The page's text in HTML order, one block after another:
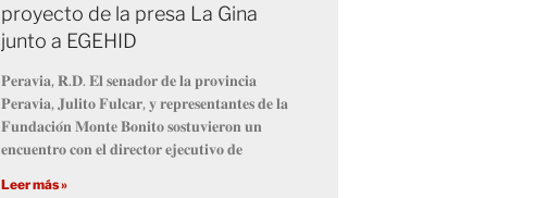
proyecto de la presa La Gina
junto a EGEHID
𝐏𝐞𝐫𝐚𝐯𝐢𝐚, 𝐑.𝐃. 𝐄𝐥 𝐬𝐞𝐧𝐚𝐝𝐨𝐫 𝐝𝐞 𝐥𝐚 𝐩𝐫𝐨𝐯𝐢𝐧𝐜𝐢𝐚
𝐏𝐞𝐫𝐚𝐯𝐢𝐚, 𝐉𝐮𝐥𝐢𝐭𝐨 𝐅𝐮𝐥𝐜𝐚𝐫, 𝐲 𝐫𝐞𝐩𝐫𝐞𝐬𝐞𝐧𝐭𝐚𝐧𝐭𝐞𝐬 𝐝𝐞 𝐥𝐚
𝐅𝐮𝐧𝐝𝐚𝐜𝐢𝐨́𝐧 𝐌𝐨𝐧𝐭𝐞 𝐁𝐨𝐧𝐢𝐭𝐨 𝐬𝐨𝐬𝐭𝐮𝐯𝐢𝐞𝐫𝐨𝐧 𝐮𝐧
𝐞𝐧𝐜𝐮𝐞𝐧𝐭𝐫𝐨 𝐜𝐨𝐧 𝐞𝐥 𝐝𝐢𝐫𝐞𝐜𝐭𝐨𝐫 𝐞𝐣𝐞𝐜𝐮𝐭𝐢𝐯𝐨 𝐝𝐞
Leer más »